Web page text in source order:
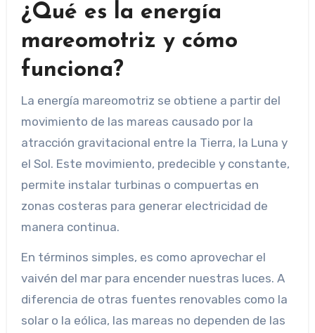
¿Qué es la energía
mareomotriz y cómo
funciona?
La energía mareomotriz se obtiene a partir del
movimiento de las mareas causado por la
atracción gravitacional entre la Tierra, la Luna y
el Sol. Este movimiento, predecible y constante,
permite instalar turbinas o compuertas en
zonas costeras para generar electricidad de
manera continua.
En términos simples, es como aprovechar el
vaivén del mar para encender nuestras luces. A
diferencia de otras fuentes renovables como la
solar o la eólica, las mareas no dependen de las